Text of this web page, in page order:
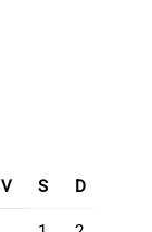
V S D